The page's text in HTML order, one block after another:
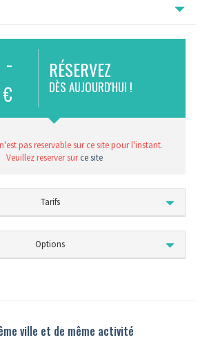
-
€
RÉSERVEZ
DÈS AUJOURD'HUI !
pas reservable sur ce site pour l'instant.
Veuillez reserver surce site
Tarifs
Options
ville et de même activité